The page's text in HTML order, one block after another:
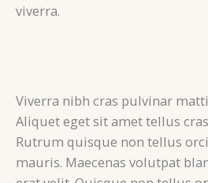
viverra.
Viverra nibh cras pulvinar
Aliquet eget sit amet tellus
Rutrum quisque non tellus
mauris. Maecenas volutpat